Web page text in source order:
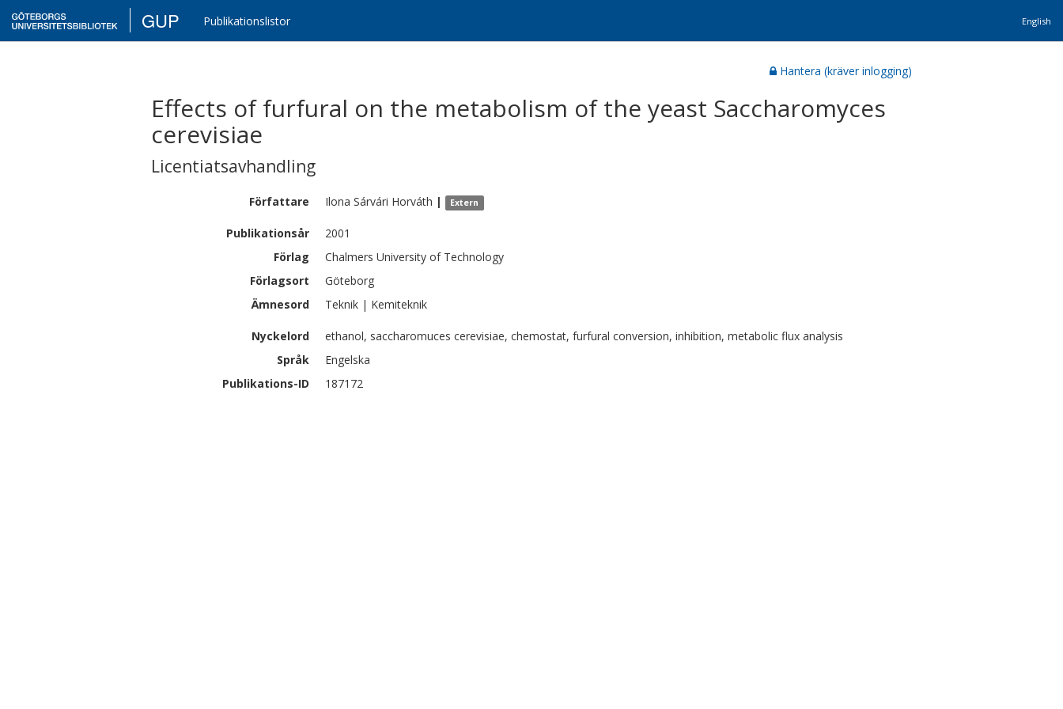
GUP Publikationslistor English
Hantera (kräver inlogging)
Effects of furfural on the metabolism of the yeast Saccharomyces
cerevisiae
Licentiatsavhandling
Författare Ilona Sárvári Horváth | Extern
Publikationsår
2001
Förlag
Chalmers University of Technology
Förlagsort
Göteborg
Ämnesord
Teknik | Kemiteknik
Nyckelord
ethanol, saccharomuces cerevisiae, chemostat, furfural conversion, inhibition, metabolic flux analysis
Språk
Engelska
Publikations-ID
187172